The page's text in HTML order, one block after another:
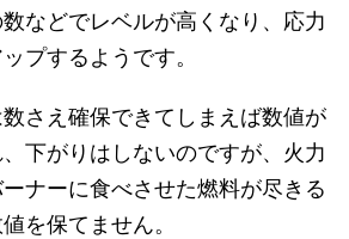
などでレベルが高くなり、応力
プするようです。
さえ確保できてしまえば数値が
下がりはしないのですが、火力
ナーに食べさせた燃料が尽きる
を保てません。